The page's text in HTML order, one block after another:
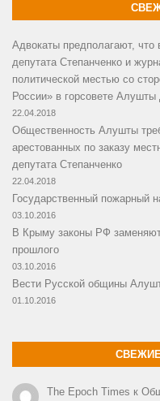
Адвокаты предполагают, что
депутата Степанченко и
политической местью со
России» в горсовете
22.04.2018
Общественность Алушты
арестованных по заказу
депутата Степанченко
22.04.2018
Государственный пожарный
03.10.2016
В Крыму законы РФ
прошлого
03.10.2016
Вести Русской общины
01.10.2016
The Epoch Times к